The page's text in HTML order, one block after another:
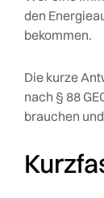
den
bekommen.
Die kurze
nach § 88
brauchen